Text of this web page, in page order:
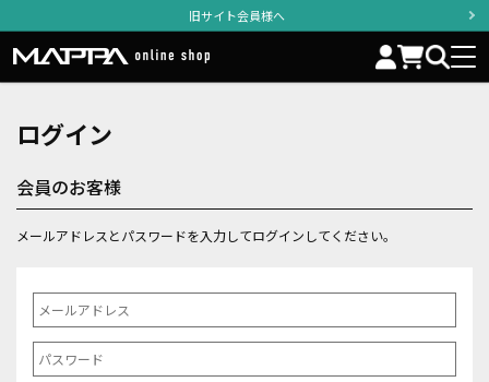
旧サイト会員様へ
ログイン
会員のお客様
メールアドレスとパスワードを入力してログインしてください。